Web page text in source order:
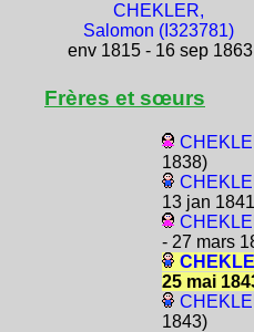
CHEKLER,
Salomon (I323781)
env 1815 - 16 sep 1863
Frères et sœurs
1838)
13 jan
- 27 mars
25 mai
1843)